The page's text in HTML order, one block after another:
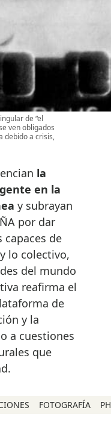
de “el
ven obligados
debido a crisis,
la
en la
y subrayan
por dar
capaces de
lo colectivo,
del mundo
reafirma el
de
y la
a cuestiones
que
FOTOGRAFÍA